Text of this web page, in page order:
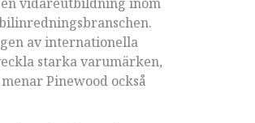
av internationella
starka varumärken,
Pinewood också